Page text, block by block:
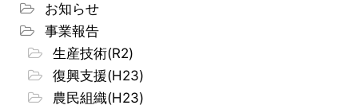
お知らせ
事業報告
生産技術(R2)
復興支援(H23)
農民組織(H23)